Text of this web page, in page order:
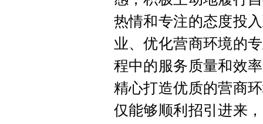
热情和专注的态度投
业、优化营商环境的
程中的服务质量和效
精心打造优质的营商
仅能够顺利招引进来